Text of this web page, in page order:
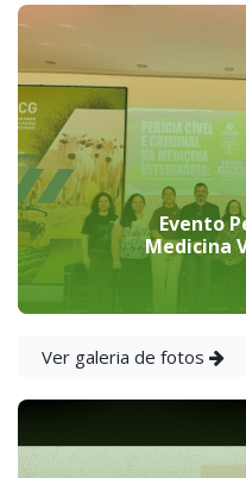
Evento
Medicina
Ver galeria de fotos